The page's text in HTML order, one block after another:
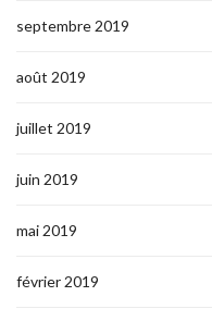
septembre 2019
août 2019
juillet 2019
juin 2019
mai 2019
février 2019